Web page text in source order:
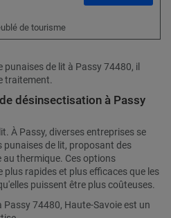
de tourisme
de lit à Passy 74480, il
traitement.
désinsectisation à Passy
À Passy, diverses entreprises se
de lit, proposant des
thermique. Ces options
rapides et plus efficaces que les
puissent être plus coûteuses.
74480, Haute-Savoie est un